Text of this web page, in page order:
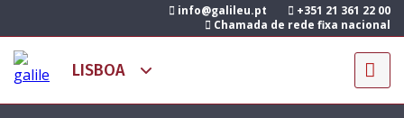
info@galileu.pt
+351 21 361 22 00
Chamada de rede fixa nacional